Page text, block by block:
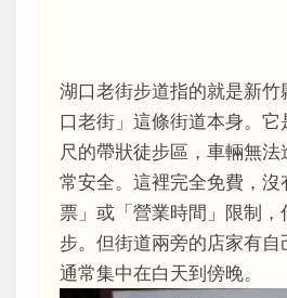
湖口老街步道指的就是新竹
口老街」這條街道本身。
尺的帶狀徒步區，車輛無
常安全。這裡完全免費，沒
票」或「營業時間」限制，
步。但街道兩旁的店家有自
通常集中在白天到傍晚。